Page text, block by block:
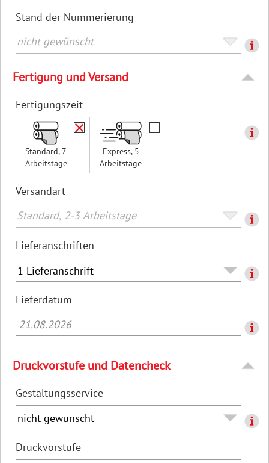
Stand der Nummerierung
Fertigung und Versand
Fertigungszeit
Standard, 7
Arbeitstage
Express, 5
Arbeitstage
Versandart
Lieferanschriften
Lieferdatum
21.08.2026
Druckvorstufe und Datencheck
Gestaltungsservice
Druckvorstufe